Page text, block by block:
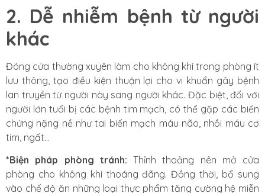
2. Dễ nhiễm bệnh từ người
khác
Đóng cửa thường xuyên làm cho không khí trong phòng ít
lưu thông, tạo điều kiện thuận lợi cho vi khuẩn gây bệnh
lan truyền từ người này sang người khác. Đặc biệt, đối với
người lớn tuổi bị các bệnh tim mạch, có thể gặp các biến
chứng nặng nề như tai biến mạch máu não, nhồi máu cơ
tim, ngất…
*Biện pháp phòng tránh: Thỉnh thoảng nên mở cửa
phòng cho không khí thoáng đãng. Đồng thời, bổ sung
vào chế độ ăn những loại thực phẩm tăng cường hệ miễn